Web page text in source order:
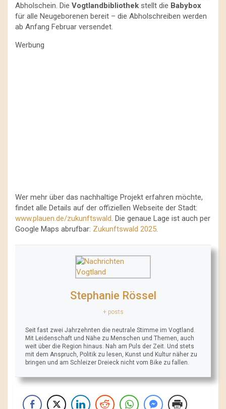
Abholschein. Die Vogtlandbibliothek stellt die Babybox
für alle Neugeborenen bereit – die Abholschreiben werden
ab Anfang Februar versendet.
Werbung
Wer mehr über das nachhaltige Projekt erfahren möchte,
findet alle Details auf der offiziellen Webseite der Stadt:
www.plauen.de/zukunftswald. Die genaue Lage ist auch per
Google Maps abrufbar: Zukunftswald 2025.
Stephanie Rössel
+ posts
Seit fast zwei Jahrzehnten die neutrale Stimme im Vogtland.
Mit Leidenschaft und Nähe zu Menschen und Themen, auch
weit über die Region hinaus. Nah am Puls der Zeit. Und stets
mit dem Anspruch, Politik zu lesen, Kunst und Kultur näher zu
bringen und am Schleizer Dreieck nicht vom Bike zu fallen.